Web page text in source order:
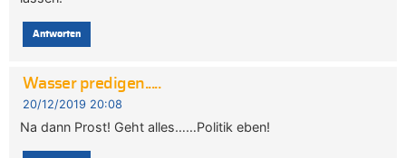
Antworten
Wasser predigen.....
20/12/2019 20:08
Na dann Prost! Geht alles……Politik eben!